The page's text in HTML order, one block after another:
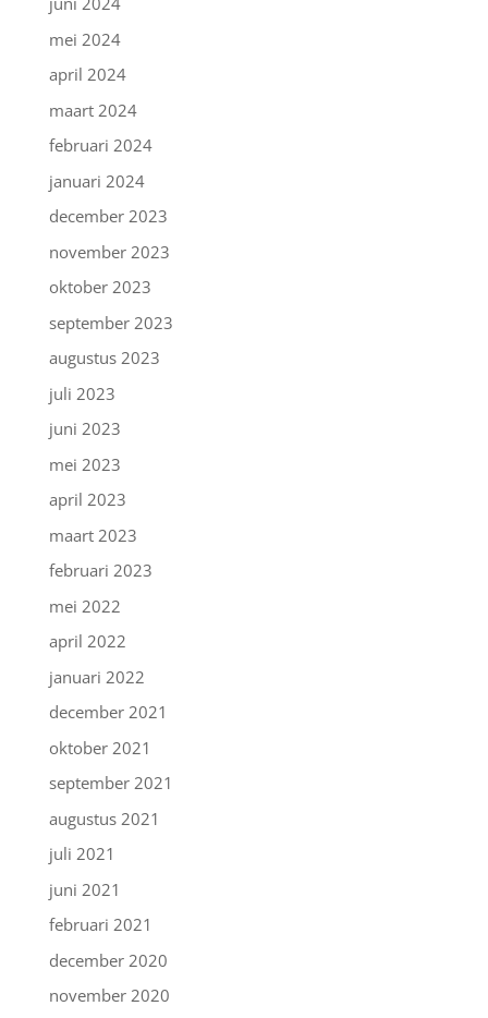
mei 2024
april 2024
maart 2024
februari 2024
januari 2024
december 2023
november 2023
oktober 2023
september 2023
augustus 2023
juli 2023
juni 2023
mei 2023
april 2023
maart 2023
februari 2023
mei 2022
april 2022
januari 2022
december 2021
oktober 2021
september 2021
augustus 2021
juli 2021
juni 2021
februari 2021
december 2020
november 2020